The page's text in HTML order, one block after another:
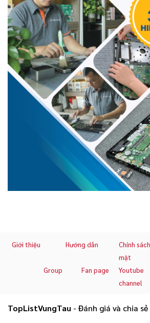
Giới thiệu Hướng dẫn
Chính
mật
Group
Fan page
Youtube
channel
TopListVungTau - Đánh giá và chia